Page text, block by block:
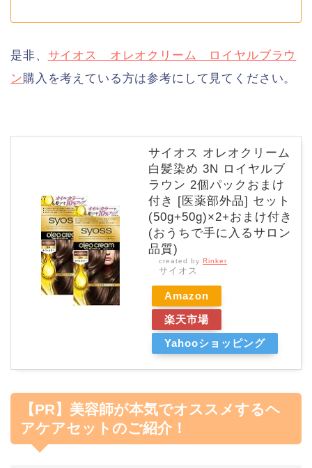
是非、 サイオス オレオクリーム ロイヤルブラウ
ン購入を考えている方は参考にして見てください。
サイオス オレオクリーム
白髪染め 3N ロイヤルブ
ラウン 2個パックおまけ
付き [医薬部外品] セット
(50g+50g)×2+おまけ付き
(おうちで手に入るサロン
品質)
created by Rinker
サイオス
Amazon
楽天市場
Yahooショッピング
【PR】美容師が本気でオススメするヘ
アケアセットのご紹介！